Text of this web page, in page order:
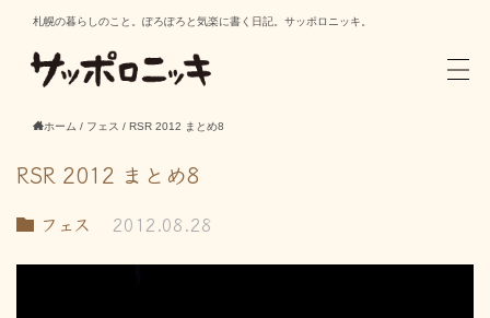
札幌の暮らしのこと。ぽろぽろと気楽に書く日記。サッポロニッキ。
ホーム / フェス / RSR 2012 まとめ8
RSR 2012 まとめ8
フェス 2012.08.28